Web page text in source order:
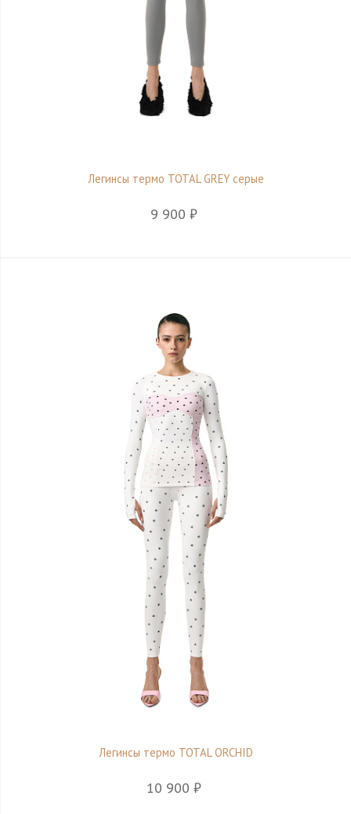
Легинсы термо TOTAL GREY серые
9 900 ₽
Легинсы термо TOTAL ORCHID
10 900 ₽